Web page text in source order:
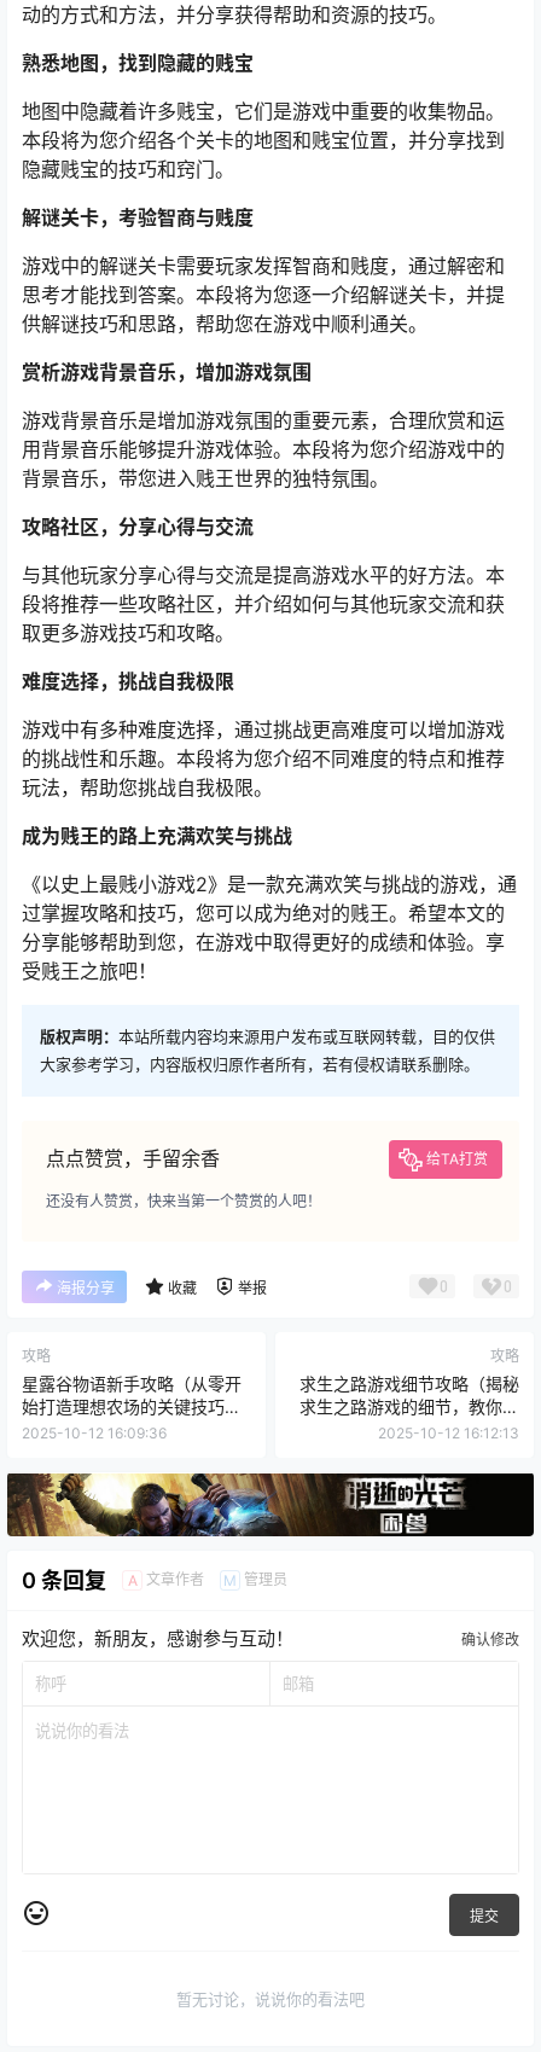
动的方式和方法，并分享获得帮助和资源的技巧。
熟悉地图，找到隐藏的贱宝
地图中隐藏着许多贱宝，它们是游戏中重要的收集物品。
本段将为您介绍各个关卡的地图和贱宝位置，并分享找到
隐藏贱宝的技巧和窍门。
解谜关卡，考验智商与贱度
游戏中的解谜关卡需要玩家发挥智商和贱度，通过解密和
思考才能找到答案。本段将为您逐一介绍解谜关卡，并提
供解谜技巧和思路，帮助您在游戏中顺利通关。
赏析游戏背景音乐，增加游戏氛围
游戏背景音乐是增加游戏氛围的重要元素，合理欣赏和运
用背景音乐能够提升游戏体验。本段将为您介绍游戏中的
背景音乐，带您进入贱王世界的独特氛围。
攻略社区，分享心得与交流
与其他玩家分享心得与交流是提高游戏水平的好方法。本
段将推荐一些攻略社区，并介绍如何与其他玩家交流和获
取更多游戏技巧和攻略。
难度选择，挑战自我极限
游戏中有多种难度选择，通过挑战更高难度可以增加游戏
的挑战性和乐趣。本段将为您介绍不同难度的特点和推荐
玩法，帮助您挑战自我极限。
成为贱王的路上充满欢笑与挑战
《以史上最贱小游戏2》是一款充满欢笑与挑战的游戏，通
过掌握攻略和技巧，您可以成为绝对的贱王。希望本文的
分享能够帮助到您，在游戏中取得更好的成绩和体验。享
受贱王之旅吧！
版权声明： 本站所载内容均来源用户发布或互联网转载，目的仅供
大家参考学习，内容版权归原作者所有，若有侵权请联系删除。
点点赞赏，手留余香 给TA打赏
还没有人赞赏，快来当第一个赞赏的人吧！
海报分享 收藏 举报 0 0
攻略
星露谷物语新手攻略（从零开
始打造理想农场的关键技巧与
秘籍）
2025-10-12 16:09:36
攻略
求生之路游戏细节攻略（揭秘
求生之路游戏的细节，教你成
为顶级求生者）
2025-10-12 16:12:13
0 条回复 A 文章作者 M 管理员
欢迎您，新朋友，感谢参与互动！ 确认修改
提交
暂无讨论，说说你的看法吧